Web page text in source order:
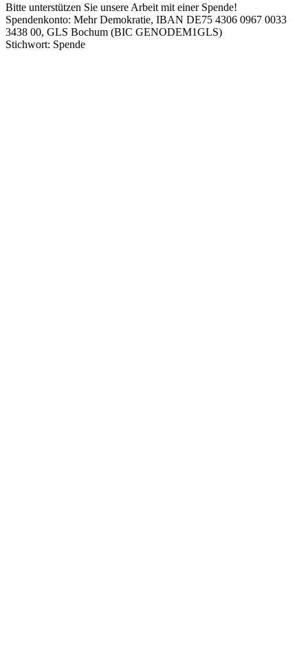
Bitte unterstützen Sie unsere Arbeit mit einer Spende!
Spendenkonto: Mehr Demokratie, IBAN DE75 4306 0967 0033
3438 00, GLS Bochum (BIC GENODEM1GLS)
Stichwort: Spende